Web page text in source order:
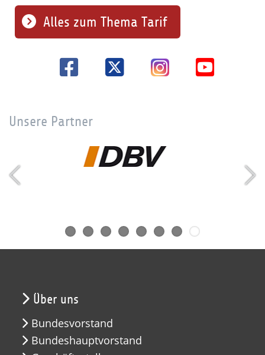
Alles zum Thema Tarif
Unsere Partner
Über uns
Bundesvorstand
Bundeshauptvorstand